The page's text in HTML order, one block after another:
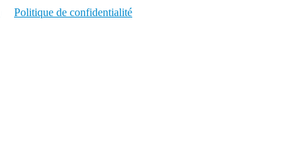
Politique de confidentialité